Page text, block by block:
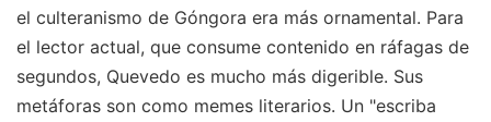
el culteranismo de Góngora era más ornamental. Para
el lector actual, que consume contenido en ráfagas de
segundos, Quevedo es mucho más digerible. Sus
metáforas son como memes literarios. Un "escriba